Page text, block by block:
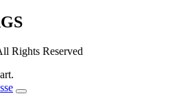
Rights Reserved